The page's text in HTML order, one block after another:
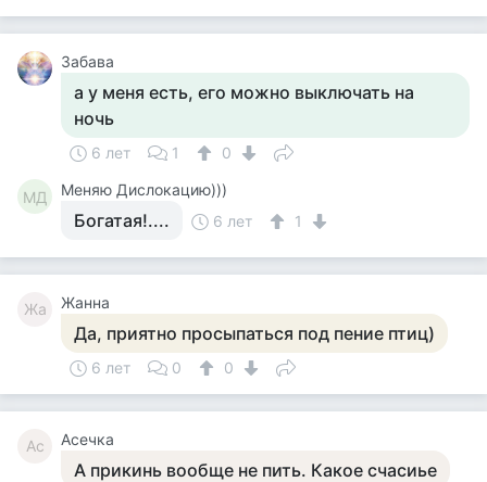
Забава
а у меня есть, его можно выключать на
ночь
6 лет 1 0
МД Меняю Дислокацию)))
Богатая!.... 6 лет 1
Жа Жанна
Да, приятно просыпаться под пение птиц)
6 лет 0 0
Ас Асечка
А прикинь вообще не пить. Какое счасиье